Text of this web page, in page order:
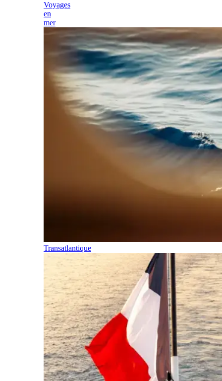
Voyages
en
mer
Transatlantique